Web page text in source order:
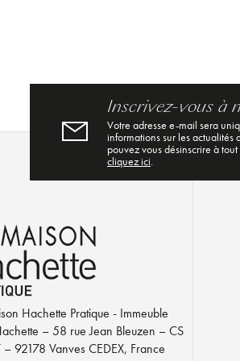
Inscrivez-vous à
Votre adresse e-mail sera
informations sur les actualités
pouvez vous désinscrire à
cliquez ici.
Hachette Pratique - Immeuble
– 58 rue Jean Bleuzen – CS
92178 Vanves CEDEX, France